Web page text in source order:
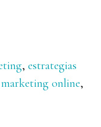
,estrategias
marketing online,